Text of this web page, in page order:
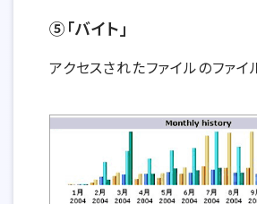
⑤「バイト」
アクセスされたファイルのファイ